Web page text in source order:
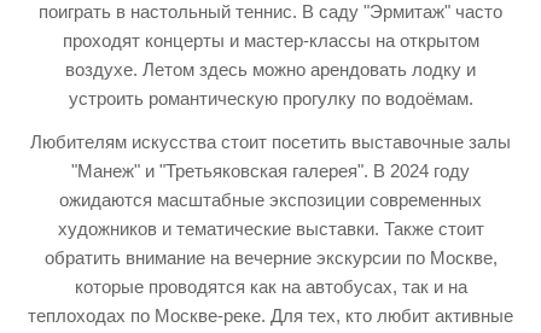
поиграть в настольный теннис. В саду "Эрмитаж" часто
проходят концерты и мастер-классы на открытом
воздухе. Летом здесь можно арендовать лодку и
устроить романтическую прогулку по водоёмам.
Любителям искусства стоит посетить выставочные залы
"Манеж" и "Третьяковская галерея". В 2024 году
ожидаются масштабные экспозиции современных
художников и тематические выставки. Также стоит
обратить внимание на вечерние экскурсии по Москве,
которые проводятся как на автобусах, так и на
теплоходах по Москве-реке. Для тех, кто любит активные